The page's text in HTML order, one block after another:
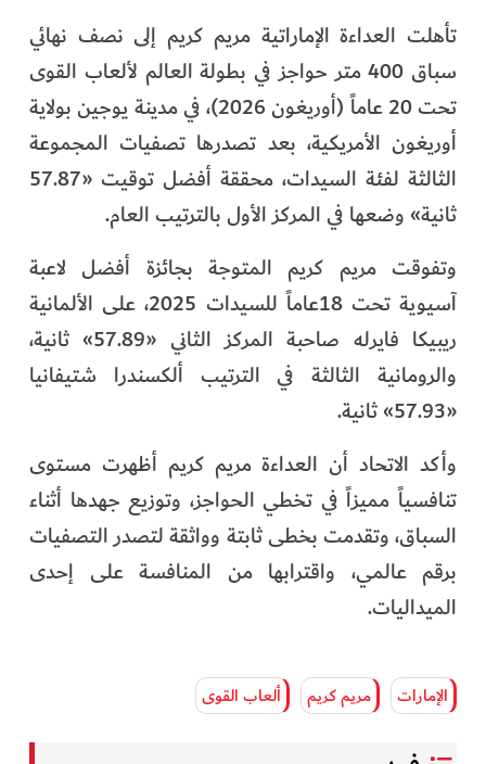
تأهلت العداءة الإماراتية مريم كريم إلى نصف نهائي
سباق 400 متر حواجز في بطولة العالم لألعاب القوى
تحت 20 عاماً (أوريغون 2026)، في مدينة يوجين بولاية
أوريغون الأمريكية، بعد تصدرها تصفيات المجموعة
الثالثة لفئة السيدات، محققة أفضل توقيت «57.87
ثانية» وضعها في المركز الأول بالترتيب العام.
وتفوقت مريم كريم المتوجة بجائزة أفضل لاعبة
آسيوية تحت 18عاماً للسيدات 2025، على الألمانية
ريبيكا فايرله صاحبة المركز الثاني «57.89» ثانية،
والرومانية الثالثة في الترتيب ألكسندرا شتيفانيا
«57.93» ثانية.
وأكد الاتحاد أن العداءة مريم كريم أظهرت مستوى
تنافسياً مميزاً في تخطي الحواجز، وتوزيع جهدها أثناء
السباق، وتقدمت بخطى ثابتة وواثقة لتصدر التصفيات
برقم عالمي، واقترابها من المنافسة على إحدى
الميداليات.
الإمارات مريم كريم ألعاب القوى